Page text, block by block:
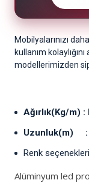
Mobilyalarınızı
kullanım
modellerimizden
Ağırlık(Kg/m)
Uzunluk(m) :
Renk
Alüminyum led